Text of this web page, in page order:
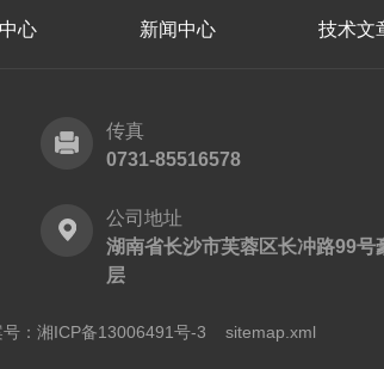
心 新闻中心 技术文
传真
0731-85516578
公司地址
湖南省长沙市芙蓉区长冲路99号
层
号：湘ICP备13006491号-3 sitemap.xml